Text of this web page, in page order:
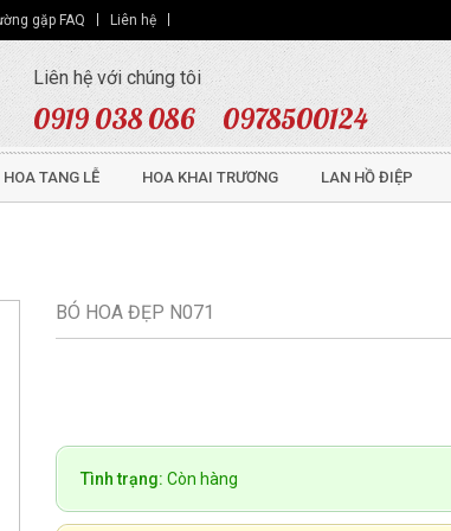
gặp FAQ Liên hệ
Liên hệ với chúng tôi
0919 038 086 0978500124
HOA TANG LỄ HOA KHAI TRƯƠNG LAN HỒ ĐIỆP
BÓ HOA ĐẸP N071
Tình trạng: Còn hàng